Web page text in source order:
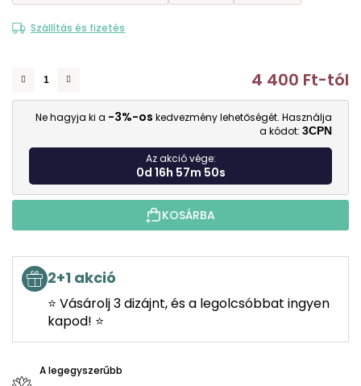
Szállítás és fizetés
4 400 Ft-tól
Ne hagyja ki a -3%-os kedvezmény lehetőségét. Használja
a kódot: 3CPN
Az akció vége:
0d 16h 57m 49s
KOSÁRBA
2+1 akció
⭐ Vásárolj 3 dizájnt, és a legolcsóbbat ingyen
kapod! ⭐
A legegyszerűbb